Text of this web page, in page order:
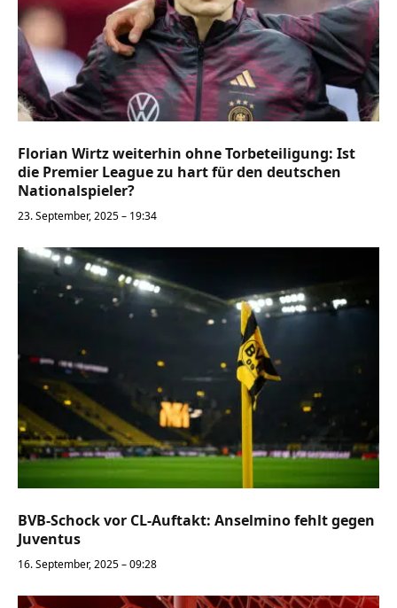
Florian Wirtz weiterhin ohne Torbeteiligung: Ist
die Premier League zu hart für den deutschen
Nationalspieler?
23. September, 2025 – 19:34
BVB-Schock vor CL-Auftakt: Anselmino fehlt gegen
Juventus
16. September, 2025 – 09:28